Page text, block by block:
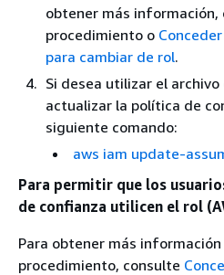
obtener más
procedimiento o
para cambiar de rol.
Si desea utilizar el
actualizar la política de
siguiente comando:
aws iam update-
Para permitir que los
de confianza utilicen el rol
Para obtener más
procedimiento, consulte